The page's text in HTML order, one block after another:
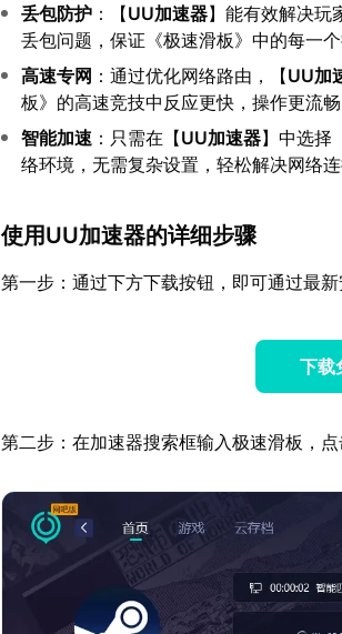
丢包防护 ：【UU加速器】能有效解决玩
丢包问题，保证《极速滑板》中的每一个
高速专网 ：通过优化网络路由，【UU加
板》的高速竞技中反应更快，操作更流畅
智能加速 ：只需在【UU加速器】中选择
络环境，无需复杂设置，轻松解决网络连
使用UU加速器的详细步骤
第一步：通过下方下载按钮，即可通过最新
下载
第二步：在加速器搜索框输入极速滑板，